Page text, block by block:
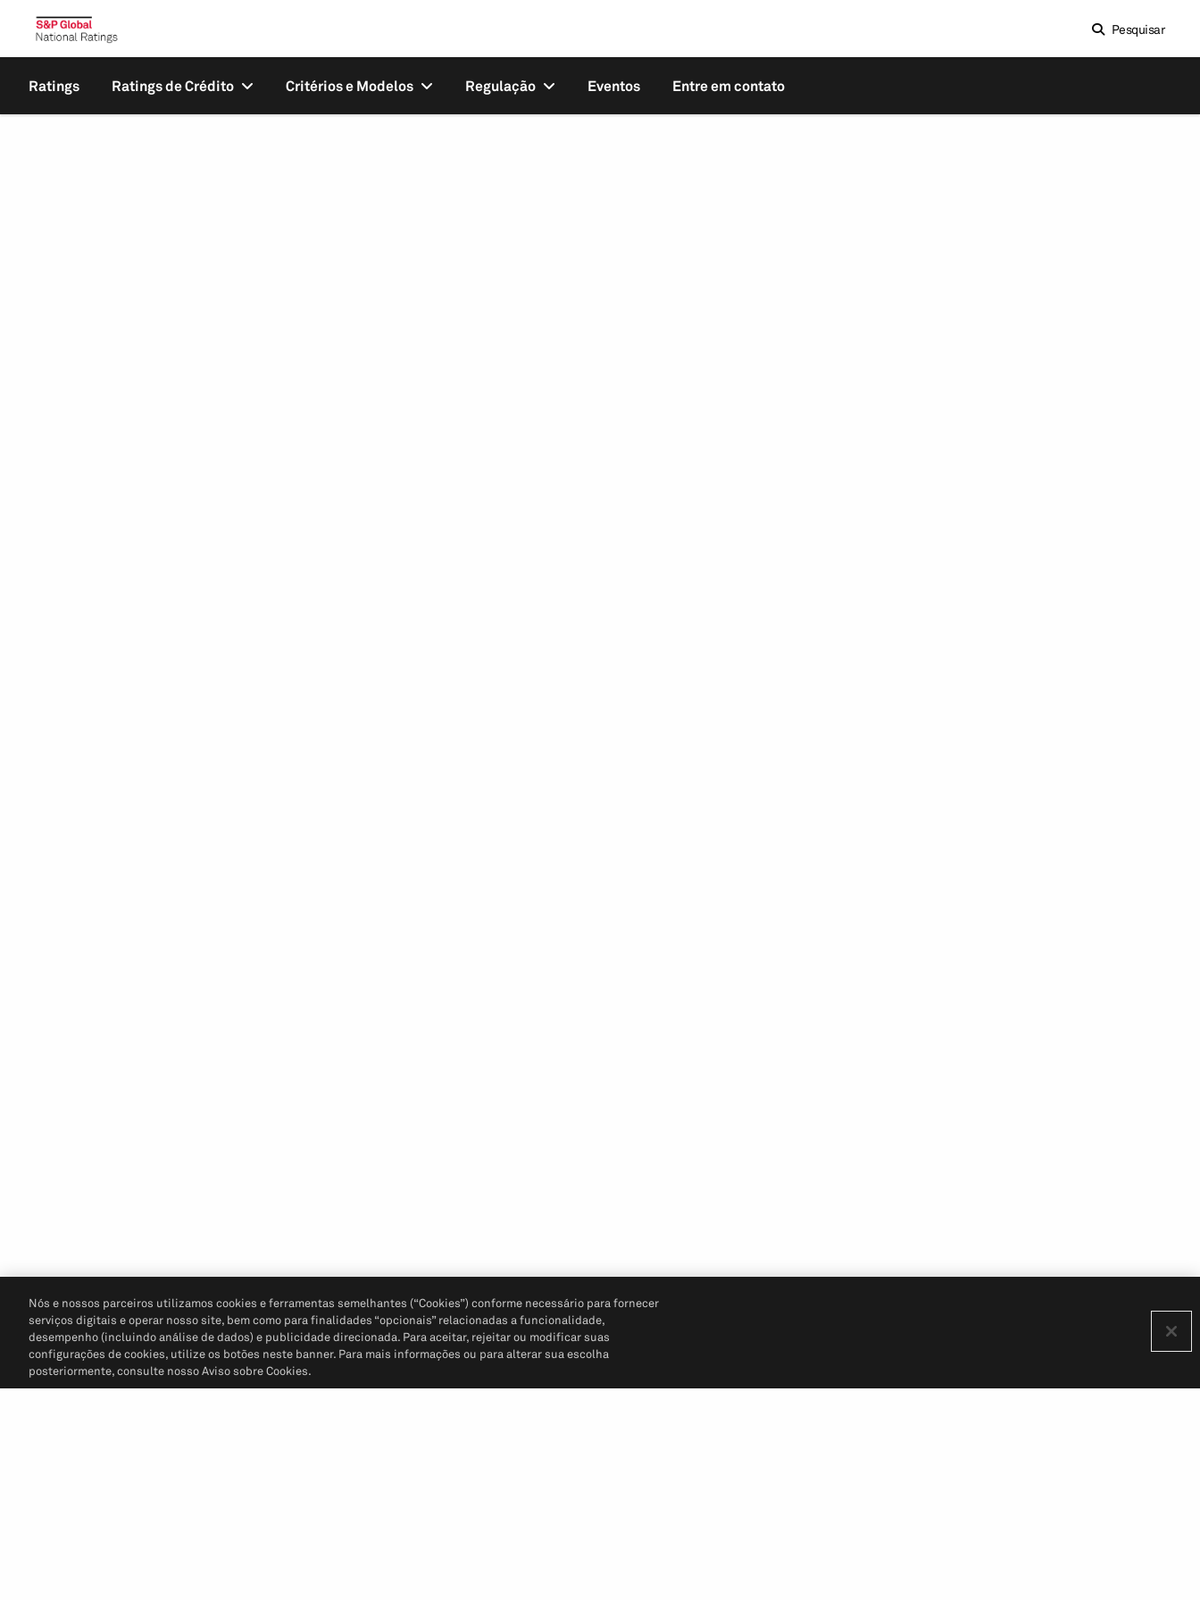
Pesquisar
Ratings Ratings de Crédito Critérios e Modelos Regulação Eventos Entre em contato
Nós e nossos parceiros utilizamos cookies e ferramentas semelhantes (“Cookies”) conforme necessário para fornecer
serviços digitais e operar nosso site, bem como para finalidades “opcionais” relacionadas a funcionalidade,
desempenho (incluindo análise de dados) e publicidade direcionada. Para aceitar, rejeitar ou modificar suas
configurações de cookies, utilize os botões neste banner. Para mais informações ou para alterar sua escolha
posteriormente, consulte nosso Aviso sobre Cookies.